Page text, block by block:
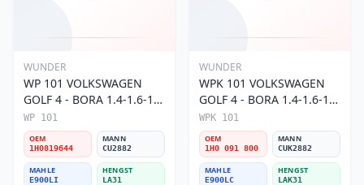
WUNDER
WP 101 VOLKSWAGEN
GOLF 4 - BORA 1.4-1.6-1.8
POLO III 1H0 819 644
Polen Filtresi
WP 101
OEM
1H0819644
MANN
CU2882
MAHLE
E900LI
HENGST
LA31
WUNDER
WPK 101 VOLKSWAGEN
GOLF 4 - BORA 1.4-1.6-1.8
POLO III KARBONLU 1H0
091 800 Polen Filtresi
WPK 101
OEM
1H0 091 800
MANN
CUK2882
MAHLE
E900LC
HENGST
LAK31